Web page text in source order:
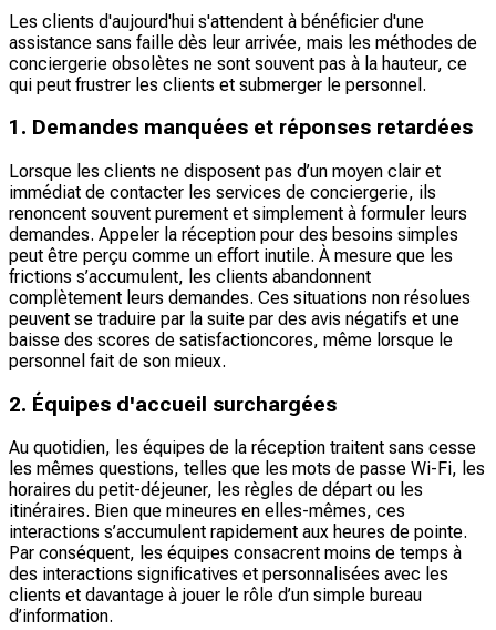
Les clients d'aujourd'hui s'attendent à bénéficier d'une
assistance sans faille dès leur arrivée, mais les méthodes de
conciergerie obsolètes ne sont souvent pas à la hauteur, ce
qui peut frustrer les clients et submerger le personnel.
1. Demandes manquées et réponses retardées
Lorsque les clients ne disposent pas d’un moyen clair et
immédiat de contacter les services de conciergerie, ils
renoncent souvent purement et simplement à formuler leurs
demandes. Appeler la réception pour des besoins simples
peut être perçu comme un effort inutile. À mesure que les
frictions s’accumulent, les clients abandonnent
complètement leurs demandes. Ces situations non résolues
peuvent se traduire par la suite par des avis négatifs et une
baisse des scores de satisfactioncores, même lorsque le
personnel fait de son mieux.
2. Équipes d'accueil surchargées
Au quotidien, les équipes de la réception traitent sans cesse
les mêmes questions, telles que les mots de passe Wi-Fi, les
horaires du petit-déjeuner, les règles de départ ou les
itinéraires. Bien que mineures en elles-mêmes, ces
interactions s’accumulent rapidement aux heures de pointe.
Par conséquent, les équipes consacrent moins de temps à
des interactions significatives et personnalisées avec les
clients et davantage à jouer le rôle d’un simple bureau
d’information.